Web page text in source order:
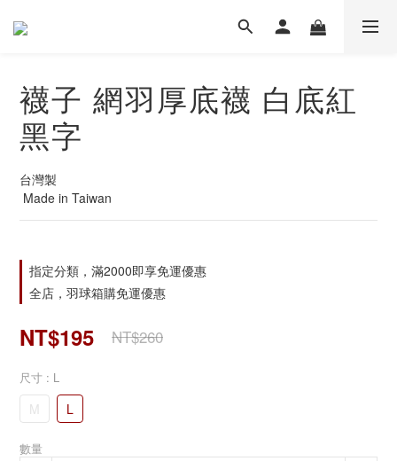
襪子 網羽厚底襪 白底紅
黑字
台灣製
Made in Taiwan
指定分類，滿2000即享免運優惠
全店，羽球箱購免運優惠
NT$195 NT$260
尺寸 : L
M L
數量